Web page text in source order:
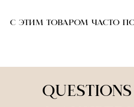
С ЭТИМ ТОВАРОМ ЧАСТО
QUESTIONS